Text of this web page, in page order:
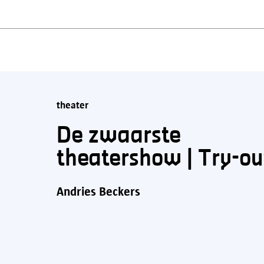
theater
De zwaarste
theatershow | Try-
Andries Beckers